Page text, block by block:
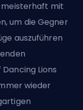
meisterhaft mit
um die Gegner
auszuführen
Lions
wieder